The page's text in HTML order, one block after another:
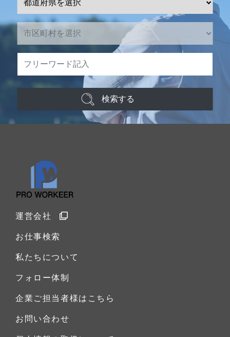
検索する
運営会社
お仕事検索
私たちについて
フォロー体制
企業ご担当者様はこちら
お問い合わせ